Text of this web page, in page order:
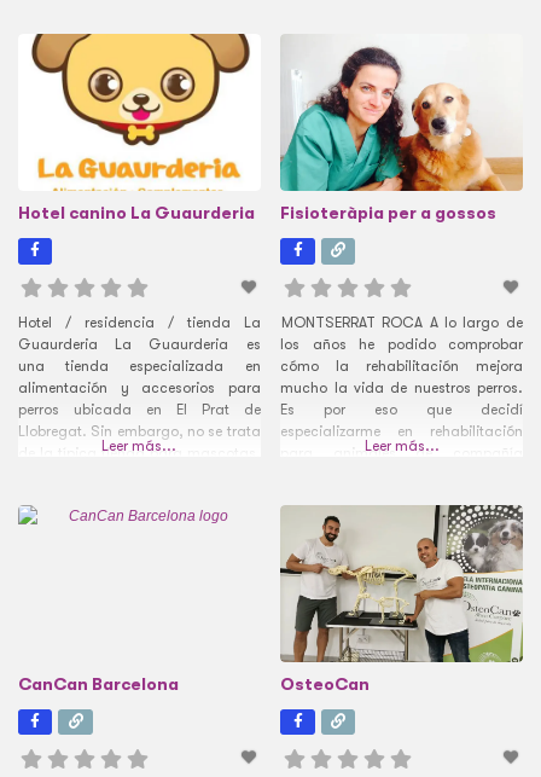
Desde
primero que creo conveniente
remarcar es que no somos un
centro veterinario. En ocasiones
seremos un
Hotel canino La Guaurderia
Hotel / residencia / tienda La
Guaurderia La Guaurderia es
una tienda especializada en
alimentación y accesorios para
perros ubicada en El Prat de
Llobregat. Sin embargo, no se trata
de la típica tienda para mascotas,
los dueños de perros:
Leer más...
Fisioteràpia per a gossos
MONTSERRAT ROCA A lo largo de
los años he podido comprobar
cómo la rehabilitación mejora
mucho la vida de nuestros perros.
Es por eso que decidí
especializarme en rehabilitación
para animales de compañía
algunas clínicas y centros de
acogida. He cursado mis estudios
de rehabilitación con una de las
mejores
Leer más...
CanCan Barcelona OsteoCan